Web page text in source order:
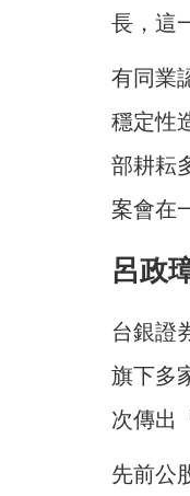
長，這
有同業
穩定性
部耕耘
案會在
呂政
台銀證
旗下多
次傳出
先前公